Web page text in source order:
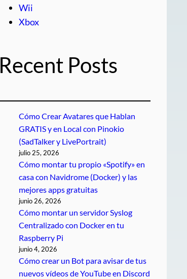
Wii
Xbox
Recent Posts
Cómo Crear Avatares que Hablan
GRATIS y en Local con Pinokio
(SadTalker y LivePortrait)
julio 25, 2026
Cómo montar tu propio «Spotify» en
casa con Navidrome (Docker) y las
mejores apps gratuitas
junio 26, 2026
Cómo montar un servidor Syslog
Centralizado con Docker en tu
Raspberry Pi
junio 4, 2026
Cómo crear un Bot para avisar de tus
nuevos vídeos de YouTube en Discord